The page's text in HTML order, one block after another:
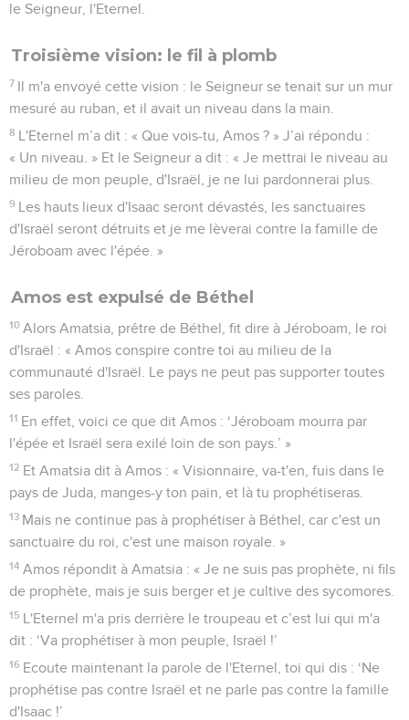
le Seigneur, l'Eternel.
Troisième vision: le fil à plomb
7 Il m'a envoyé cette vision : le Seigneur se tenait sur un mur
mesuré au ruban, et il avait un niveau dans la main.
8 L'Eternel m’a dit : « Que vois-tu, Amos ? » J’ai répondu :
« Un niveau. » Et le Seigneur a dit : « Je mettrai le niveau au
milieu de mon peuple, d'Israël, je ne lui pardonnerai plus.
9 Les hauts lieux d'Isaac seront dévastés, les sanctuaires
d'Israël seront détruits et je me lèverai contre la famille de
Jéroboam avec l'épée. »
Amos est expulsé de Béthel
10 Alors Amatsia, prêtre de Béthel, fit dire à Jéroboam, le roi
d'Israël : « Amos conspire contre toi au milieu de la
communauté d'Israël. Le pays ne peut pas supporter toutes
ses paroles.
11 En effet, voici ce que dit Amos : ‘Jéroboam mourra par
l'épée et Israël sera exilé loin de son pays.’ »
12 Et Amatsia dit à Amos : « Visionnaire, va-t'en, fuis dans le
pays de Juda, manges-y ton pain, et là tu prophétiseras.
13 Mais ne continue pas à prophétiser à Béthel, car c'est un
sanctuaire du roi, c'est une maison royale. »
14 Amos répondit à Amatsia : « Je ne suis pas prophète, ni fils
de prophète, mais je suis berger et je cultive des sycomores.
15 L'Eternel m'a pris derrière le troupeau et c’est lui qui m'a
dit : ‘Va prophétiser à mon peuple, Israël !’
16 Ecoute maintenant la parole de l'Eternel, toi qui dis : ‘Ne
prophétise pas contre Israël et ne parle pas contre la famille
d'Isaac !’